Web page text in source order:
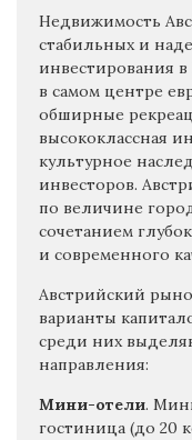
Недвижимость
стабильных и
инвестирования
в самом центре
обширные
высококлассная
культурное
инвесторов.
по величине
сочетанием
и современного
Австрийский
варианты
среди них
направления:
Мини-отели.
гостиница (до 20